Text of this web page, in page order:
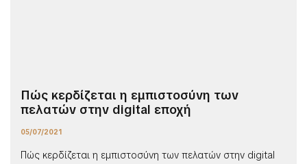
Πώς κερδίζεται η εμπιστοσύνη των
πελατών στην digital εποχή
05/07/2021
Πώς κερδίζεται η εμπιστοσύνη των πελατών στην digital